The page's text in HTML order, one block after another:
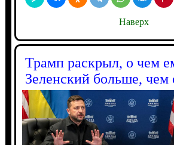
Наверх
Трамп раскрыл, о чем
Зеленский больше, чем